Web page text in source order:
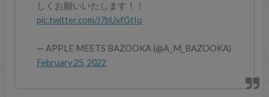
しくお願いいたします！！
pic.twitter.com/J7bUxfGtIo
— APPLE MEETS BAZOOKA (@A_M_BAZOOKA)
February 25, 2022